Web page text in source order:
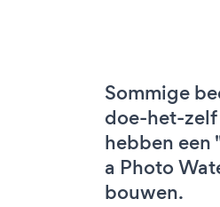
Sommige
doe-het-
hebben
a Photo
bouwen.